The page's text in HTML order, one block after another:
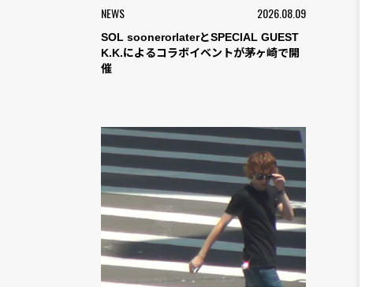
NEWS 2026.08.09
SOL soonerorlaterとSPECIAL GUEST
K.K.によるコラボイベントが茅ヶ崎で開
催